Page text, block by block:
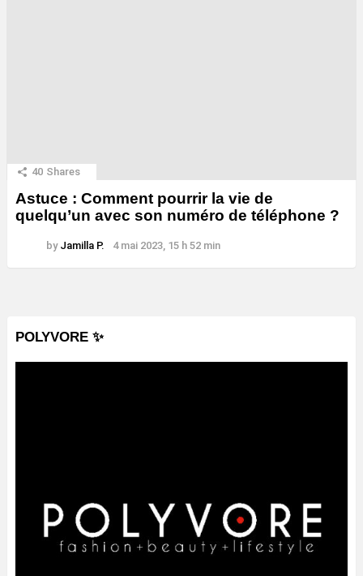
40 Shares
Astuce : Comment pourrir la vie de
quelqu’un avec son numéro de téléphone ?
by Jamilla P. 4 mai 2023, 15 h 52 min
POLYVORE ✨